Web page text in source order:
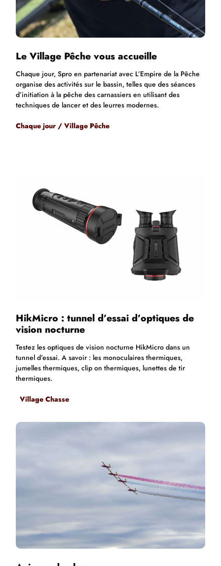
Le Village Pêche vous accueille
Chaque jour, Spro en partenariat avec L’Empire de la Pêche
organise des activités sur le bassin, telles que des séances
d’initiation à la pêche des carnassiers en utilisant des
techniques de lancer et des leurres modernes.
Chaque jour / Village Pêche
HikMicro : tunnel d’essai d’optiques de
vision nocturne
Testez les optiques de vision nocturne HikMicro dans un
tunnel d’essai. A savoir : les monoculaires thermiques,
jumelles thermiques, clip on thermiques, lunettes de tir
thermiques.
Village Chasse